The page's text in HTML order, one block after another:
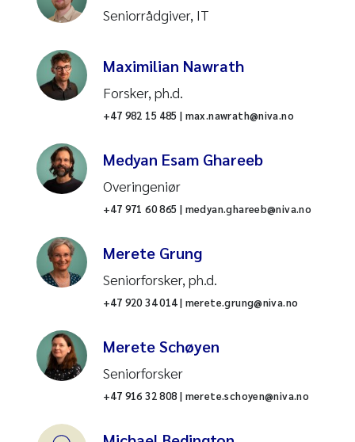
Gyrodactylus salaris
Havforsuring
Industriforurensning
Kantsoner
Kartlegging av naturtyper
Kjemikalier
Kjemisk analyse
Kvikksølv
Kystformørkning
Kystøkosystemer
Vann og samfunn
Administrativ support
Kommunikasjon
Prosjektsenteret
Økonomi
Vannkjemiske analyser
Forurensninger og
miljøteknologi
Akvakultur
Seniorrådgiver, IT
Maximilian Nawrath
Forsker, ph.d.
+47 982 15 485 | max.nawrath@niva.no
Medyan Esam Ghareeb
Overingeniør
+47 971 60 865 | medyan.ghareeb@niva.no
Merete Grung
Seniorforsker, ph.d.
+47 920 34 014 | merete.grung@niva.no
Merete Schøyen
Seniorforsker
+47 916 32 808 | merete.schoyen@niva.no